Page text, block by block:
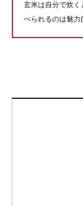
玄米は自分で炊
べられるのは魅力
動